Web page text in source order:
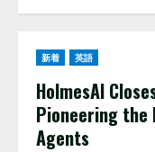
新着 英語
HolmesAI
Pioneering the
Agents